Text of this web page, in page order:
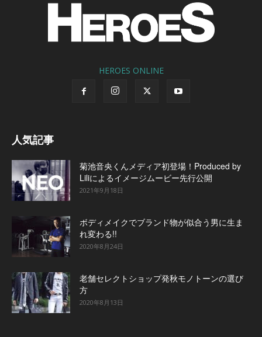
HEROES ONLINE
人気記事
菊池音央くんメディア初登場！Produced by
Liliによるイメージムービー先行公開
2021年9月18日
ボディメイクでブランド物が似合う男に生ま
れ変わる!!
2020年8月24日
老舗セレクトショップ発秋モノトーンの選び
方
2020年8月13日